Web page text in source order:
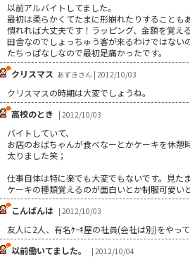
以前アルバイトしてました。
最初は柔らかくてたまに形崩れたりすることも
慣れれば大丈夫です！ラッピング、金額を覚え
田舎なのでしょっちゅう客が来るわけではない
たちっぱなしなので最初足痛かったです。
クリスマス あずきさん | 2012/10/03
クリスマスの時期は大変でしょうね。
高校のとき | 2012/10/03
バイトしていて、
お店のおばちゃんが食べなーとかケーキを休憩
太りました笑；
仕事自体は特に楽でも大変でもないです。見たま
ケーキの種類覚えるのが面白いとか制服可愛い
こんばんは | 2012/10/03
友人に2人、有名ｹｰｷ屋の社員(会社は別)をやっ
以前働いてました。
| 2012/10/04